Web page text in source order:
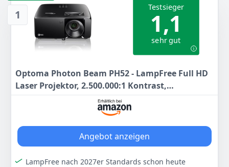
1
Testsieger
1,1
sehr gut
Optoma Photon Beam PH52 - LampFree Full HD
Laser Projektor, 2.500.000:1 Kontrast,
3800Lumen, SmartControl App
Angebot anzeigen
LampFree nach 2027er Standards schon heute